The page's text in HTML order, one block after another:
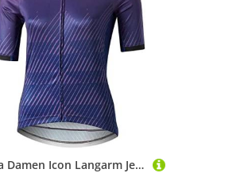
Altura Damen Icon Langarm Jersey XL violett